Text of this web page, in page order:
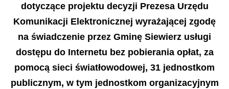
dotyczące projektu decyzji Prezesa Urzędu
Komunikacji Elektronicznej wyrażającej zgodę
na świadczenie przez Gminę Siewierz usługi
dostępu do Internetu bez pobierania opłat, za
pomocą sieci światłowodowej, 31 jednostkom
publicznym, w tym jednostkom organizacyjnym